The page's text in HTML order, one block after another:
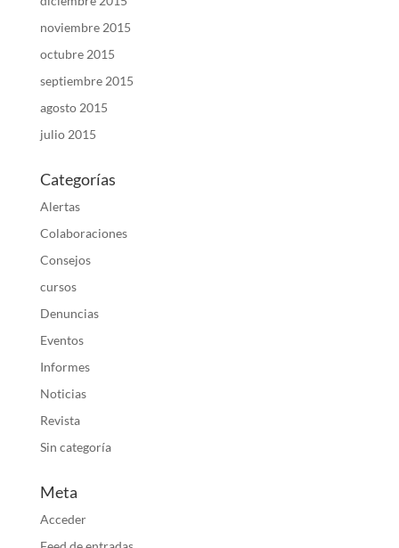
noviembre 2015
octubre 2015
septiembre 2015
agosto 2015
julio 2015
Categorías
Alertas
Colaboraciones
Consejos
cursos
Denuncias
Eventos
Informes
Noticias
Revista
Sin categoría
Meta
Acceder